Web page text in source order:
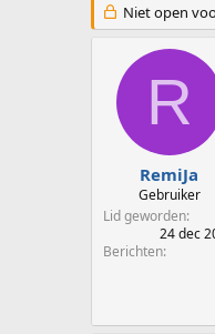
d
e
r
e
a
r
t
a
t
m
Niet open
R
RemiJa
Gebruiker
Lid geworden
24 dec
Berichten